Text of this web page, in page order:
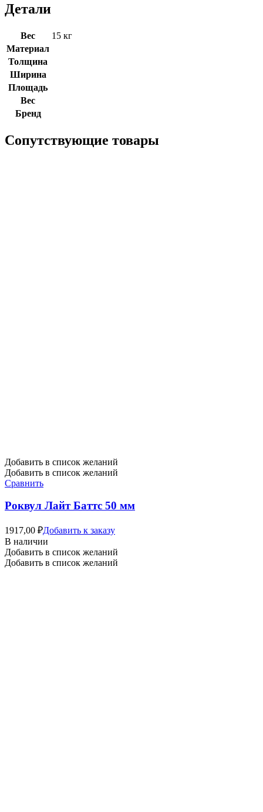
Детали
Вес
15 кг
Материал
Толщина
Ширина
Площадь
Вес
Бренд
Сопутствующие товары
Добавить в список желаний
Добавить в список желаний
Сравнить
Роквул Лайт Баттс 50 мм
1917,00 ₽Добавить к заказу
В наличии
Добавить в список желаний
Добавить в список желаний